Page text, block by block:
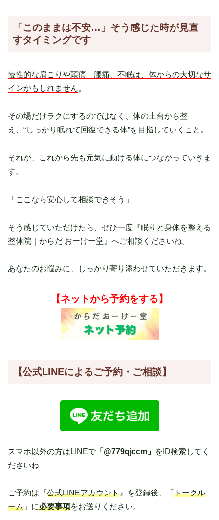
「このままは不安…」そう感じた時が見直
すタイミングです
慢性的な肩こりや頭痛、腰痛、不眠は、体からの大切なサ
インかもしれません。
その場だけラクにするのではなく、体の土台から整
え、“しっかり眠れて回復できる体”を目指していくこと。
それが、これから先も元気に動ける体につながっていきま
す。
「ここなら安心して相談できそう」
そう感じていただけたら、ぜひ一度『眠りと身体を整える
整体院｜からだ おーけー堂』へご相談くださいね。
あなたのお悩みに、しっかり寄り添わせていただきます。
【ネットから予約をする】
【公式LINEによるご予約・ご相談】
スマホ以外の方はLINEで「@779qjccm」 をID検索してく
ださいね
ご予約は『公式LINEアカウント 』を登録後、「 トークル
ーム 」に必要事項をお送りください。